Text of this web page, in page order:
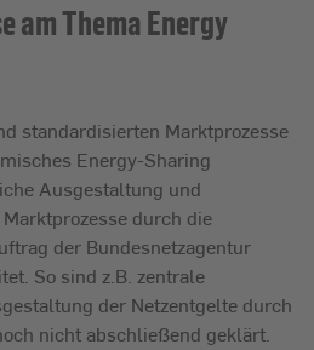
am Thema Energy
standardisierten Marktprozesse
Energy-Sharing
Ausgestaltung und
durch die
der Bundesnetzagentur
So sind z.B. zentrale
der Netzentgelte durch
nicht abschließend geklärt.